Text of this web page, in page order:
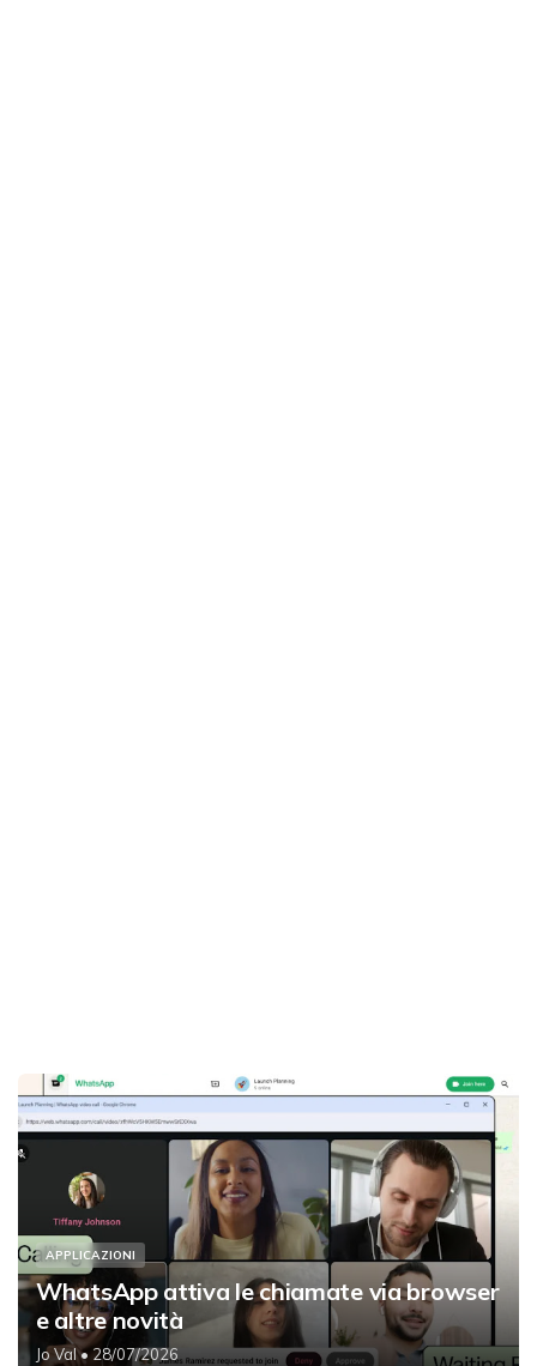
APPLICAZIONI
WhatsApp attiva le chiamate via browser
e altre novità
Jo Val• 28/07/2026